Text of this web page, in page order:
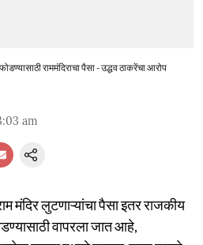
राममंदिराचा पैसा - उद्धव ठाकरेंचा आरोप
am
मंदिर लुटणाऱ्यांचा पैसा इतर राजकीय
वापरला जात आहे,